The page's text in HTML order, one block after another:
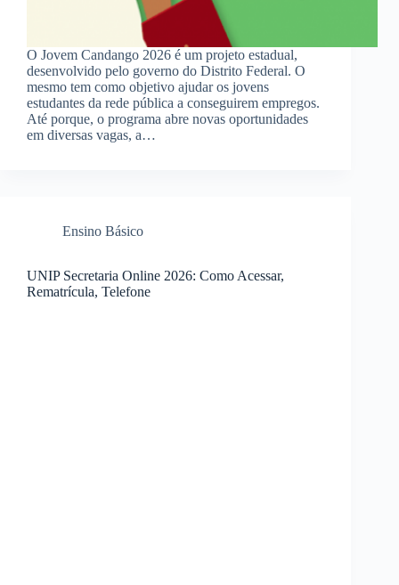
O Jovem Candango 2026 é um projeto estadual,
desenvolvido pelo governo do Distrito Federal. O
mesmo tem como objetivo ajudar os jovens
estudantes da rede pública a conseguirem empregos.
Até porque, o programa abre novas oportunidades
em diversas vagas, a…
Ensino Básico
UNIP Secretaria Online 2026: Como Acessar,
Rematrícula, Telefone